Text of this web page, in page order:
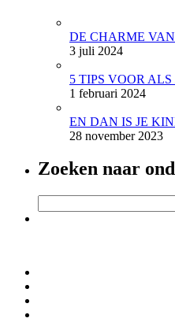
DE CHARME
3 juli 2024
5 TIPS VOOR
1 februari 2024
EN DAN IS JE
28 november 2023
Zoeken naar
naar: